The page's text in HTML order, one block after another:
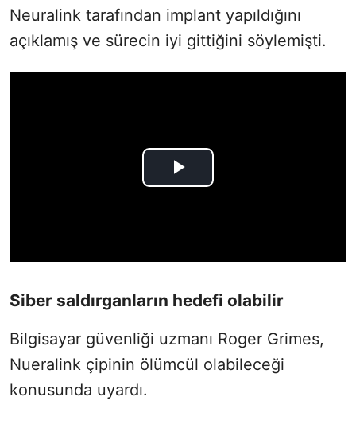
Neuralink tarafından implant yapıldığını
açıklamış ve sürecin iyi gittiğini söylemişti.
Siber saldırganların hedefi olabilir
Bilgisayar güvenliği uzmanı Roger Grimes,
Nueralink çipinin ölümcül olabileceği
konusunda uyardı.